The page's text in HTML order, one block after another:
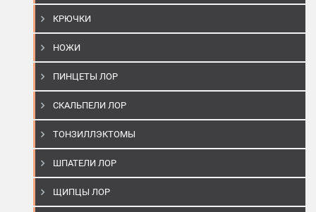
КРЮЧКИ
НОЖИ
ПИНЦЕТЫ ЛОР
СКАЛЬПЕЛИ ЛОР
ТОНЗИЛЛЭКТОМЫ
ШПАТЕЛИ ЛОР
ЩИПЦЫ ЛОР